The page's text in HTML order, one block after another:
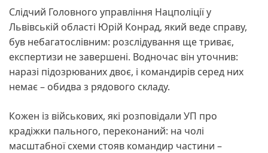
Слідчий Головного управління Нацполіції у
Львівській області Юрій Конрад, який веде справу,
був небагатослівним: розслідування ще триває,
експертизи не завершені. Водночас він уточнив:
наразі підозрюваних двоє, і командирів серед них
немає – обидва з рядового складу.
Кожен із військових, які розповідали УП про
крадіжки пального, переконаний: на чолі
масштабної схеми стояв командир частини –